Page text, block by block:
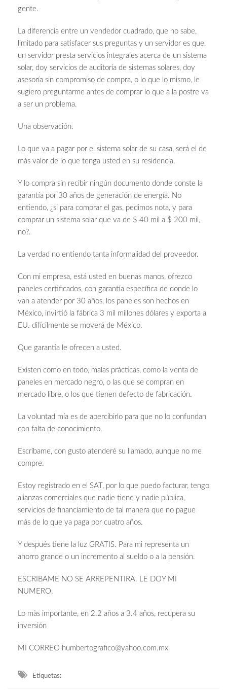
gente.
La diferencia entre un vendedor cuadrado, que no sabe,
limitado para satisfacer sus preguntas y un servidor es que,
un servidor presta servicios integrales acerca de un sistema
solar, doy servicios de auditoría de sistemas solares, doy
asesoría sin compromiso de compra, o lo que lo mismo, le
sugiero preguntarme antes de comprar lo que a la postre va
a ser un problema.
Una observación.
Lo que va a pagar por el sistema solar de su casa, será el de
más valor de lo que tenga usted en su residencia.
Y lo compra sin recibir ningún documento donde conste la
garantía por 30 años de generación de energía. No
entiendo, ¿si para comprar el gas, pedimos nota, y para
comprar un sistema solar que va de $ 40 mil a $ 200 mil,
no?.
La verdad no entiendo tanta informalidad del proveedor.
Con mi empresa, está usted en buenas manos, ofrezco
paneles certificados, con garantía específica de donde lo
van a atender por 30 años, los paneles son hechos en
México, invirtió la fábrica 3 mil millones dólares y exporta a
EU. difícilmente se moverá de México.
Que garantía le ofrecen a usted.
Existen como en todo, malas prácticas, como la venta de
paneles en mercado negro, o las que se compran en
mercado libre, o los que tienen defecto de fabricación.
La voluntad mía es de apercibirlo para que no lo confundan
con falta de conocimiento.
Escríbame, con gusto atenderé su llamado, aunque no me
compre.
Estoy registrado en el SAT, por lo que puedo facturar, tengo
alianzas comerciales que nadie tiene y nadie pública,
servicios de financiamiento de tal manera que no pague
más de lo que ya paga por cuatro años.
Y después tiene la luz GRATIS. Para mi representa un
ahorro grande o un incremento al sueldo o a la pensión.
ESCRIBAME NO SE ARREPENTIRA. LE DOY MI
NUMERO.
Lo màs importante, en 2.2 años a 3.4 años, recupera su
inversión
MI CORREO humbertografico@yahoo.com.mx
Etiquetas: